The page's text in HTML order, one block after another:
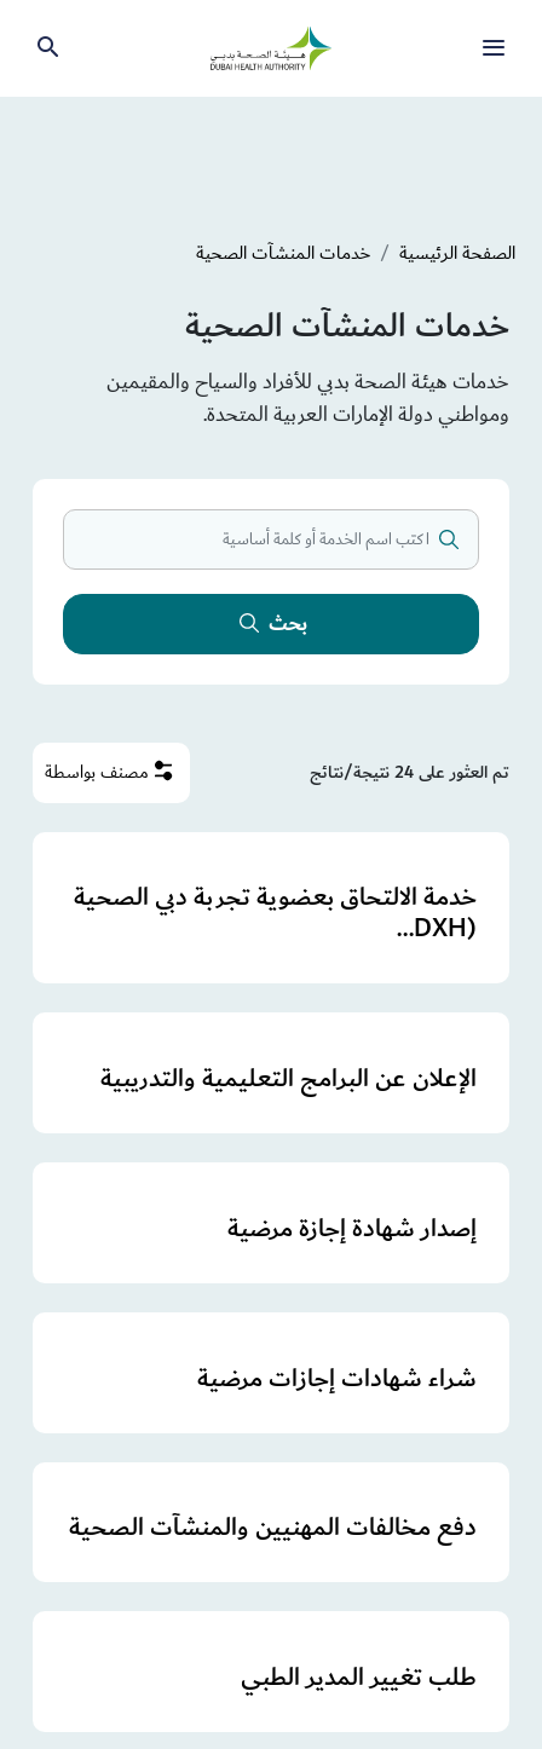
الصفحة الرئيسية خدمات المنشآت الصحية
خدمات المنشآت الصحية
خدمات هيئة الصحة بدبي للأفراد والسياح والمقيمين
ومواطني دولة الإمارات العربية المتحدة.
بحث
تم العثور على 24 نتيجة/نتائج مصنف بواسطة
خدمة الالتحاق بعضوية تجربة دبي الصحية
(DXH...
الإعلان عن البرامج التعليمية والتدريبية
إصدار شهادة إجازة مرضية
شراء شهادات إجازات مرضية
دفع مخالفات المهنيين والمنشآت الصحية
طلب تغيير المدير الطبي